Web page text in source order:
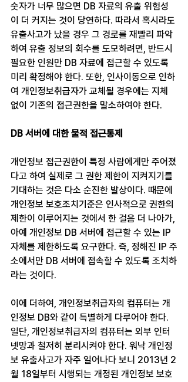
숫자가 너무 많으면 DB 자료의 유출 위험성
이 더 커지는 것이 당연하다. 따라서 혹시라도
유출사고가 났을 경우 그 경로를 재빨리 파악
하여 유출 정보의 회수를 도모하려면, 반드시
필요한 인원만 DB 자료에 접근할 수 있도록
미리 확정해야 한다. 또한, 인사이동으로 인하
여 개인정보취급자가 교체될 경우에는 지체
없이 기존의 접근권한을 말소하여야 한다.
DB 서버에 대한 물적 접근통제
개인정보 접근권한이 특정 사람에게만 주어졌
다고 하여 실제로 그 권한 제한이 지켜지기를
기대하는 것은 다소 순진한 발상이다. 때문에
개인정보 보호조치기준은 인사적으로 권한의
제한이 이루어지는 것에서 한 걸음 더 나아가,
아예 개인정보 DB 서버에 접근할 수 있는 IP
자체를 제한하도록 요구한다. 즉, 정해진 IP 주
소에서만 DB 서버에 접속할 수 있도록 조치하
라는 것이다.
이에 더하여, 개인정보취급자의 컴퓨터는 개
인정보 DB와 같이 특별하게 다루어야 한다.
일단, 개인정보취급자의 컴퓨터는 외부 인터
넷망과 철저히 분리시켜야 한다. 워낙 개인정
보 유출사고가 자주 일어나다 보니 2013년 2
월 18일부터 시행되는 개정된 개인정보 보호